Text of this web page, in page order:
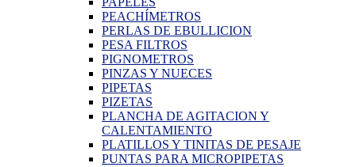
PEACHÍMETROS
PERLAS DE EBULLICION
PESA FILTROS
PIGNOMETROS
PINZAS Y NUECES
PIPETAS
PIZETAS
PLANCHA DE AGITACION Y
CALENTAMIENTO
PLATILLOS Y TINITAS DE PESAJE
PUNTAS PARA MICROPIPETAS